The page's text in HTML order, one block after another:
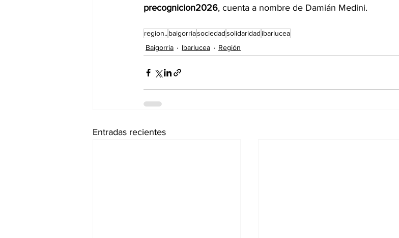
precognicion2026, cuenta a nombre de Damián Medini.
region..baigorriasociedadsolidaridad ibarlucea
Baigorria
Ibarlucea Región
Entradas recientes